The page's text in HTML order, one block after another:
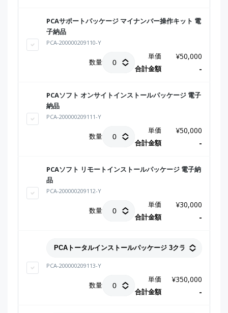
PCAサポートパッケージ マイナンバー操作キット 電
子納品
PCA-200000209110-Y
数量
単価 ¥50,000
合計金額 -
PCAソフト オンサイトインストールパッケージ 電子
納品
PCA-200000209111-Y
数量
単価 ¥50,000
合計金額 -
PCAソフト リモートインストールパッケージ 電子納
品
PCA-200000209112-Y
数量
単価 ¥30,000
合計金額 -
PCA-200000209113-Y
数量
単価 ¥350,000
合計金額 -